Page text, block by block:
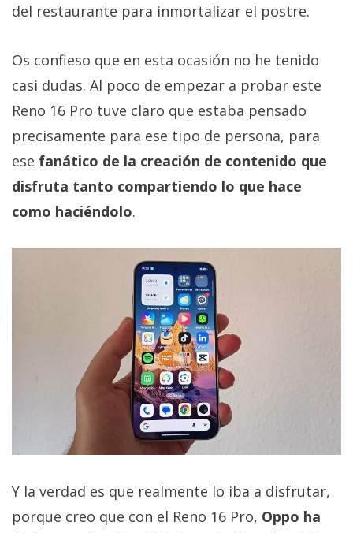
del restaurante para inmortalizar el postre.
Os confieso que en esta ocasión no he tenido
casi dudas. Al poco de empezar a probar este
Reno 16 Pro tuve claro que estaba pensado
precisamente para ese tipo de persona, para
ese fanático de la creación de contenido que
disfruta tanto compartiendo lo que hace
como haciéndolo.
Y la verdad es que realmente lo iba a disfrutar,
porque creo que con el Reno 16 Pro, Oppo ha